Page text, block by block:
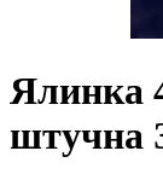
Ялинка
штучна